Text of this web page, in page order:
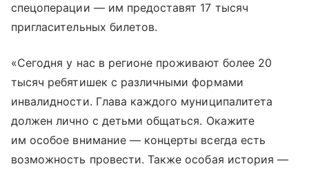
спецоперации — им предоставят 17 тысяч
пригласительных билетов.
«Сегодня у нас в регионе проживают более 20
тысяч ребятишек с различными формами
инвалидности. Глава каждого муниципалитета
должен лично с детьми общаться. Окажите
им особое внимание — концерты всегда есть
возможность провести. Также особая история —